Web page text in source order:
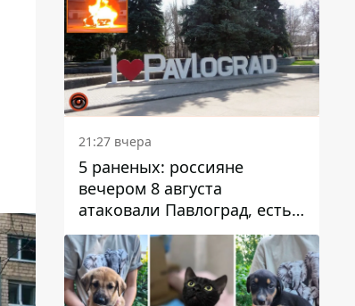
21:27 вчера
5 раненых: россияне
вечером 8 августа
атаковали Павлоград, есть
возгорание